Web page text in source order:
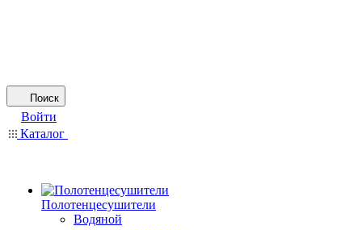
Поиск
Войти
Каталог
Полотенцесушители
Водяной